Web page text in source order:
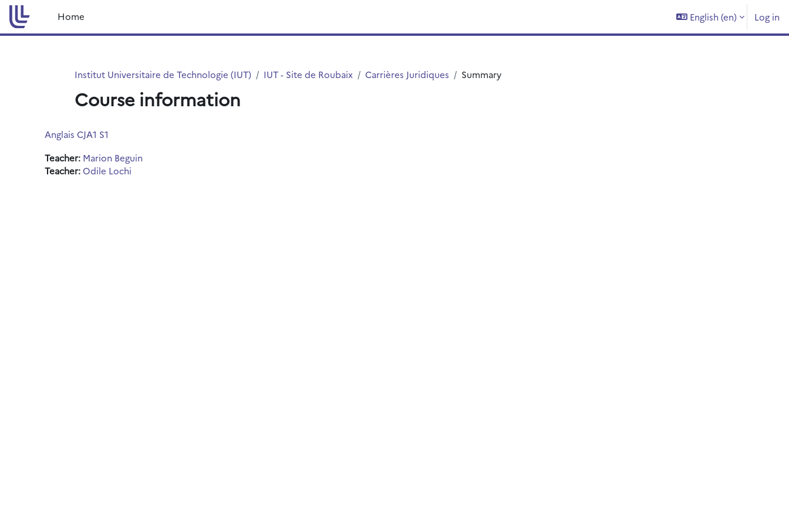
Skip to main content
Home
English ‎(en)‎ Log in
Institut Universitaire de Technologie (IUT) IUT - Site de Roubaix Carrières Juridiques Summary
Course information
Anglais CJA1 S1
Teacher: Marion Beguin
Teacher:Odile Lochi